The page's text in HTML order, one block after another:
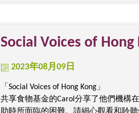
Social Voices of Hong
2023年08月09日
「 Social Voices of Hong Kong 」
共享食物基金的Carol 分享了他們機構